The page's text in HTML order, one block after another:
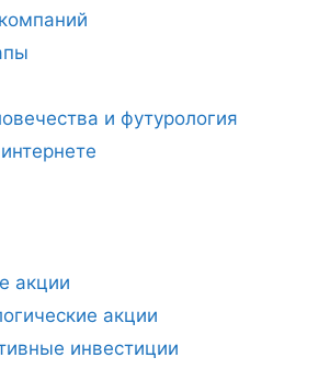
и футурология
акции
акции
инвестиции